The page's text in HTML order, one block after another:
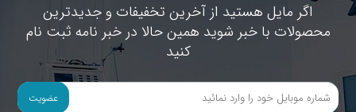
اگر مایل هستید از آخرین تخفیفات و جدیدترین
محصولات با خبر شوید همین حالا در خبر نامه ثبت نام
کنید
عضویت